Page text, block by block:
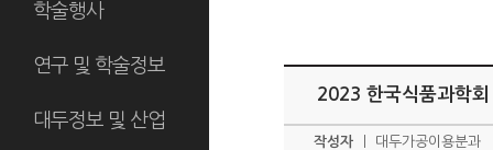
학술행사
연구 및 학술정보
대두정보 및 산업
2023 한국식품과학
작성자 대두가공이용분과